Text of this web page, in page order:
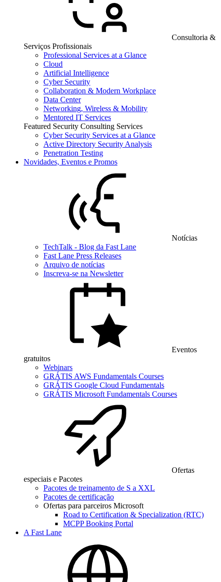
Consultoria &
Serviços Profissionais
Professional Services at a Glance
Cloud
Artificial Intelligence
Cyber Security
Collaboration & Modern Workplace
Data Center
Networking, Wireless & Mobility
Mentored IT Services
Featured Security Consulting Services
Cyber Security Services at a Glance
Active Directory Security Analysis
Penetration Testing
Novidades, Eventos e Promos
Notícias
TechTalk - Blog da Fast Lane
Fast Lane Press Releases
Arquivo de notícias
Inscreva-se na Newsletter
Eventos
gratuitos
Webinars
GRÁTIS AWS Fundamentals Courses
GRÁTIS Google Cloud Fundamentals
GRÁTIS Microsoft Fundamentals Courses
Ofertas
especiais e Pacotes
Pacotes de treinamento de S a XXL
Pacotes de certificação
Ofertas para parceiros Microsoft
Road to Certification & Specialization (RTC)
MCPP Booking Portal
A Fast Lane